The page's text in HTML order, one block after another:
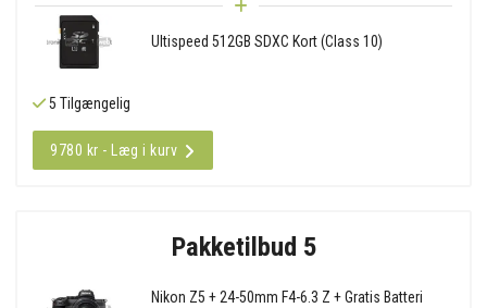
Ultispeed 512GB SDXC Kort (Class 10)
5 Tilgængelig
9780 kr - Læg i kurv
Pakketilbud 5
Nikon Z5 + 24-50mm F4-6.3 Z + Gratis Batteri